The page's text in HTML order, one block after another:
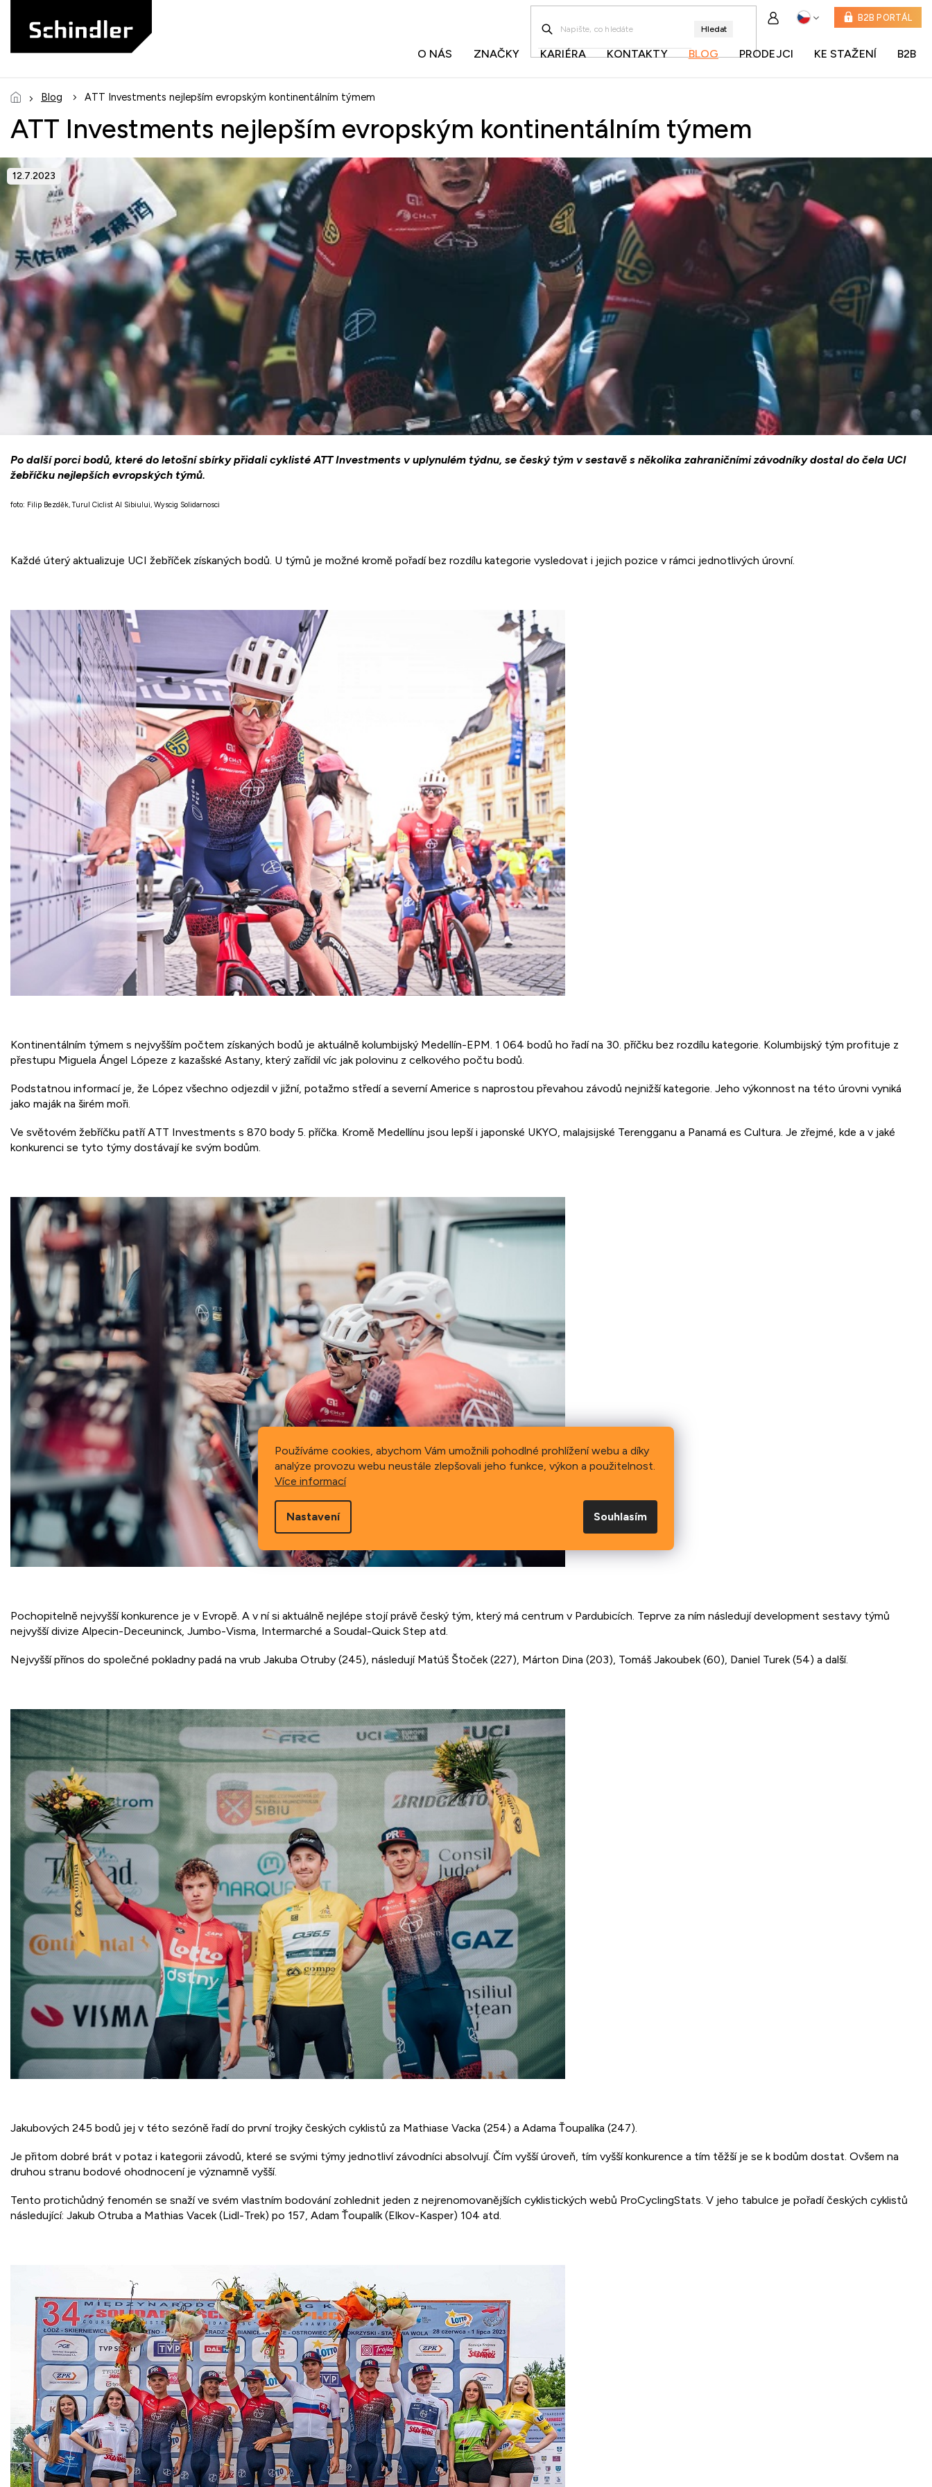
Používáme cookies, abychom Vám umožnili pohodlné prohlížení webu a díky
analýze provozu webu neustále zlepšovali jeho funkce, výkon a použitelnost.
Více informací
Nastavení Souhlasím
Hledat
B2B PORTÁL
O NÁS ZNAČKY KARIÉRA KONTAKTY BLOG PRODEJCI KE STAŽENÍ B2B
Blog ATT Investments nejlepším evropským kontinentálním týmem
ATT Investments nejlepším evropským kontinentálním týmem
12.7.2023
Po další porci bodů, které do letošní sbírky přidali cyklisté ATT Investments v uplynulém týdnu, se český tým v sestavě s několika zahraničními závodníky dostal do čela UCI
žebříčku nejlepších evropských týmů.
foto: Filip Bezděk, Turul Ciclist Al Sibiului, Wyscig Solidarnosci
Každé úterý aktualizuje UCI žebříček získaných bodů. U týmů je možné kromě pořadí bez rozdílu kategorie vysledovat i jejich pozice v rámci jednotlivých úrovní.
Kontinentálním týmem s nejvyšším počtem získaných bodů je aktuálně kolumbijský Medellín-EPM. 1 064 bodů ho řadí na 30. příčku bez rozdílu kategorie. Kolumbijský tým profituje z
přestupu Miguela Ángel Lópeze z kazašské Astany, který zařídil víc jak polovinu z celkového počtu bodů.
Podstatnou informací je, že López všechno odjezdil v jižní, potažmo středí a severní Americe s naprostou převahou závodů nejnižší kategorie. Jeho výkonnost na této úrovni vyniká
jako maják na širém moři.
Ve světovém žebříčku patří ATT Investments s 870 body 5. příčka. Kromě Medellínu jsou lepší i japonské UKYO, malajsijské Terengganu a Panamá es Cultura. Je zřejmé, kde a v jaké
konkurenci se tyto týmy dostávají ke svým bodům.
Pochopitelně nejvyšší konkurence je v Evropě. A v ní si aktuálně nejlépe stojí právě český tým, který má centrum v Pardubicích. Teprve za ním následují development sestavy týmů
nejvyšší divize Alpecin-Deceuninck, Jumbo-Visma, Intermarché a Soudal-Quick Step atd.
Nejvyšší přínos do společné pokladny padá na vrub Jakuba Otruby (245), následují Matúš Štoček (227), Márton Dina (203), Tomáš Jakoubek (60), Daniel Turek (54) a další.
Jakubových 245 bodů jej v této sezóně řadí do první trojky českých cyklistů za Mathiase Vacka (254) a Adama Ťoupalíka (247).
Je přitom dobré brát v potaz i kategorii závodů, které se svými týmy jednotliví závodníci absolvují. Čím vyšší úroveň, tím vyšší konkurence a tím těžší je se k bodům dostat. Ovšem na
druhou stranu bodové ohodnocení je významně vyšší.
Tento protichůdný fenomén se snaží ve svém vlastním bodování zohlednit jeden z nejrenomovanějších cyklistických webů ProCyclingStats. V jeho tabulce je pořadí českých cyklistů
následující: Jakub Otruba a Mathias Vacek (Lidl-Trek) po 157, Adam Ťoupalík (Elkov-Kasper) 104 atd.